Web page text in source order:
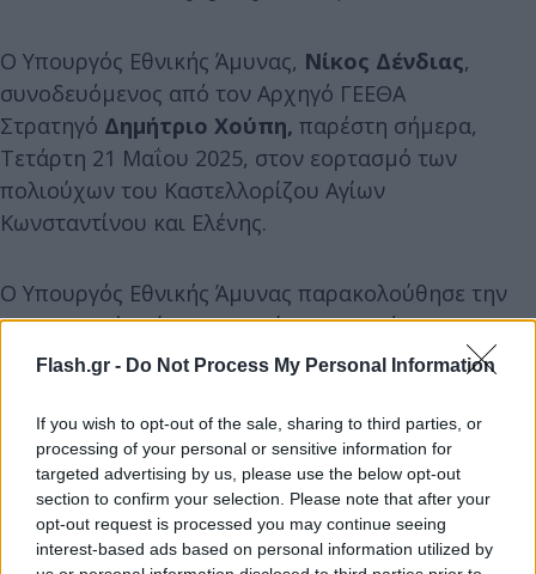
Flash.gr - Do Not Process My Personal Information
If you wish to opt-out of the sale, sharing to third parties, or
processing of your personal or sensitive information for
targeted advertising by us, please use the below opt-out
section to confirm your selection. Please note that after your
opt-out request is processed you may continue seeing
interest-based ads based on personal information utilized by
Ο Υπουργός Εθνικής Άμυνας, Νίκος Δένδιας,
συνοδευόμενος από τον Αρχηγό ΓΕΕΘΑ
Στρατηγό Δημήτριο Χούπη, παρέστη σήμερα,
Τετάρτη 21 Μαΐου 2025, στον εορτασμό των
πολιούχων του Καστελλορίζου Αγίων
Κωνσταντίνου και Ελένης.
Ο Υπουργός Εθνικής Άμυνας παρακολούθησε την
Πανηγυρική Θεία Λειτουργία στον Ιερό
Μητροπολιτικό Ναό Αγίων Κωνσταντίνου και
Σεβασμιώτατος Μητροπολίτης Σύμης, Τήλου,
Χάλκης & Καστελλορίζου
κ.κ.Χρυσόστομος . Αμέσως μετά συμμετείχε στη
λιτάνευση της ιερής εικόνας.